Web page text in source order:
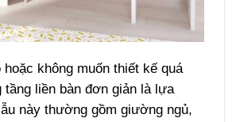
hoặc không muốn thiết kế quá
liền bàn đơn giản là lựa
này thường gồm giường ngủ,